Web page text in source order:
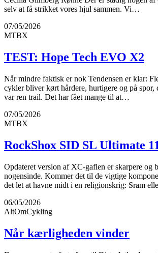
selv at få strikket vores hjul sammen. Vi…
07/05/2026
MTBX
TEST: Hope Tech EVO X2
Når mindre faktisk er nok Tendensen er klar:
cykler bliver kørt hårdere, hurtigere og på spor,
var ren trail. Det har fået mange til at…
07/05/2026
MTBX
RockShox SID SL Ultimate
Opdateret version af XC-gaflen er skarpere og
nogensinde. Kommer det til de vigtige
det let at havne midt i en religionskrig: Sram
06/05/2026
AltOmCykling
Når kærligheden vinder